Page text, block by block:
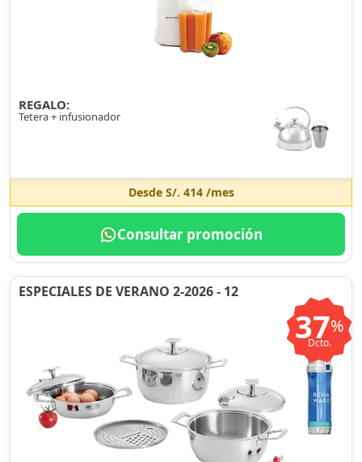
REGALO:
Tetera + infusionador
Desde S/. 414/mes
Consultar promoción
ESPECIALES DE VERANO 2-2026 - 12
37%
Dcto.